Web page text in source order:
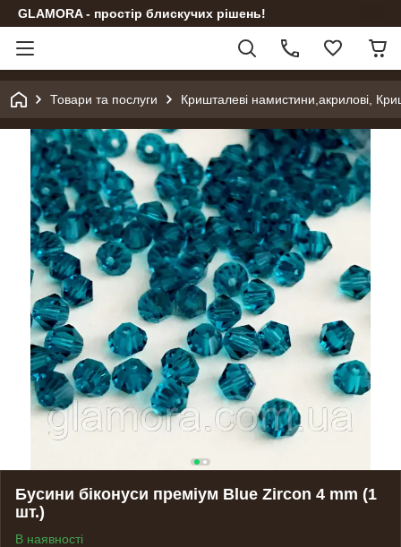
GLAMORA - простір блискучих рішень!
Товари та послуги Кришталеві намистини,акрилові,
Бусини біконуси преміум Blue Zircon 4 mm (1
шт.)
В наявності